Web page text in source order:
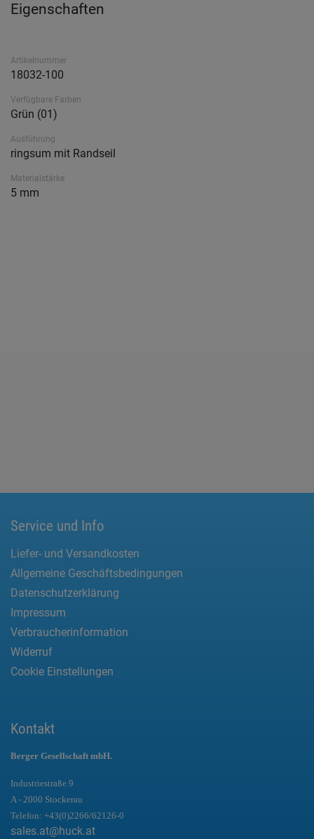
Eigenschaften
Artikelnummer
18032-100
Verfügbare Farben
Grün (01)
Ausführung
ringsum mit Randseil
Materialstärke
5 mm
Service und Info
Liefer- und Versandkosten
Allgemeine Geschäftsbedingungen
Datenschutzerklärung
Impressum
Verbraucherinformation
Widerruf
Cookie Einstellungen
Kontakt
Berger Gesellschaft mbH.
Industriestraße 9
A - 2000 Stockerau
Telefon: +43(0)2266/62126-0
sales.at@huck.at